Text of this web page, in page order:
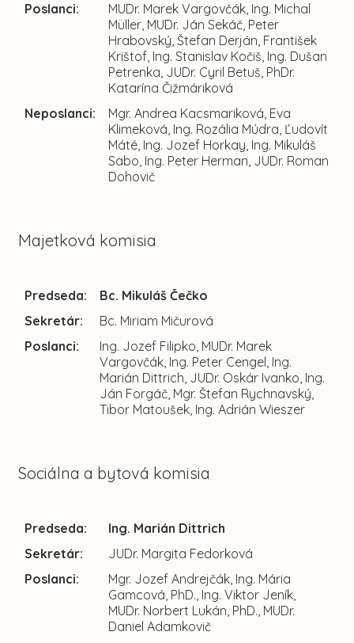
Poslanci:
MUDr. Marek Vargovčák, Ing. Michal
Müller, MUDr. Ján Sekáč, Peter
Hrabovský, Štefan Derján, František
Krištof, Ing. Stanislav Kočiš, Ing. Dušan
Petrenka, JUDr. Cyril Betuš, PhDr.
Katarína Čižmáriková
Neposlanci:
Mgr. Andrea Kacsmariková, Eva
Klimeková, Ing. Rozália Múdra, Ľudovít
Máté, Ing. Jozef Horkay, Ing. Mikuláš
Sabo, Ing. Peter Herman, JUDr. Roman
Dohovič
Majetková komisia
Predseda:
Bc. Mikuláš Čečko
Sekretár:
Bc. Miriam Mičurová
Poslanci:
Ing. Jozef Filipko, MUDr. Marek
Vargovčák, Ing. Peter Cengel, Ing.
Marián Dittrich, JUDr. Oskár Ivanko, Ing.
Ján Forgáč, Mgr. Štefan Rychnavský,
Tibor Matoušek, Ing. Adrián Wieszer
Sociálna a bytová komisia
Predseda:
Ing. Marián Dittrich
Sekretár:
JUDr. Margita Fedorková
Poslanci:
Mgr. Jozef Andrejčák, Ing. Mária
Gamcová, PhD., Ing. Viktor Jeník,
MUDr. Norbert Lukán, PhD., MUDr.
Daniel Adamkovič